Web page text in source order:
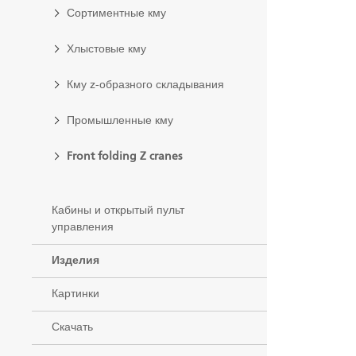
Сортиментные кму
Хлыстовые кму
Кму z-образного складывания
Промышленные кму
Front folding Z cranes
Кабины и открытый пульт
управления
Изделия
Картинки
Скачать